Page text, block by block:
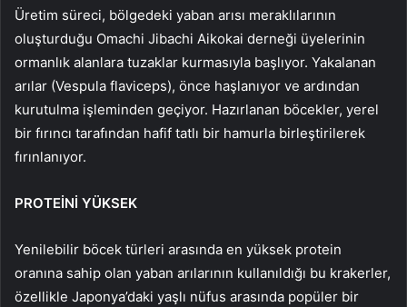
Üretim süreci, bölgedeki yaban arısı meraklılarının
oluşturduğu Omachi Jibachi Aikokai derneği üyelerinin
ormanlık alanlara tuzaklar kurmasıyla başlıyor. Yakalanan
arılar (Vespula flaviceps), önce haşlanıyor ve ardından
kurutulma işleminden geçiyor. Hazırlanan böcekler, yerel
bir fırıncı tarafından hafif tatlı bir hamurla birleştirilerek
fırınlanıyor.
PROTEİNİ YÜKSEK
Yenilebilir böcek türleri arasında en yüksek protein
oranına sahip olan yaban arılarının kullanıldığı bu krakerler,
özellikle Japonya’daki yaşlı nüfus arasında popüler bir